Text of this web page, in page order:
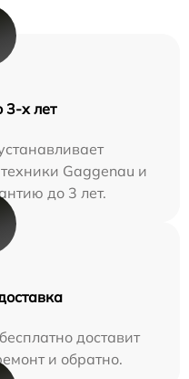
3-х лет
Gaggenau и
до 3 лет.
доставит
и обратно.